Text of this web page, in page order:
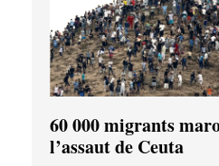
60 000 migrants
l’assaut de Ceuta